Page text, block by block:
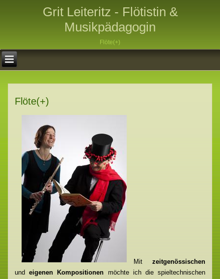
Grit Leiteritz - Flötistin &
Musikpädagogin
Flöte(+)
Flöte(+)
Mit zeitgenössischen
undeigenen Kompositionen möchte ich die spieltechnischen